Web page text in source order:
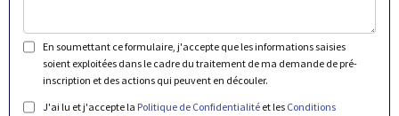
En soumettant ce formulaire, j'accepte que les informations saisies
soient exploitées dans le cadre du traitement de ma demande de pré-
inscription et des actions qui peuvent en découler.
J'ai lu et j'accepte la Politique de Confidentialité et les Conditions